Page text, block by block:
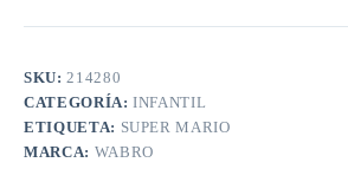
SKU:214280
CATEGORÍA:INFANTIL
ETIQUETA: SUPER MARIO
MARCA: WABRO